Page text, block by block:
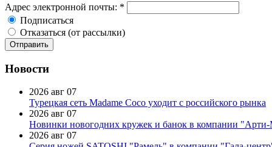
Адрес электронной почты: *
Подписаться
Отказаться (от рассылки)
Новости
2026 авг 07
Турецкая сеть Madame Coco уходит с российского рынка
2026 авг 07
Новинки новогодних кружек и банок в компании
2026 авг 07